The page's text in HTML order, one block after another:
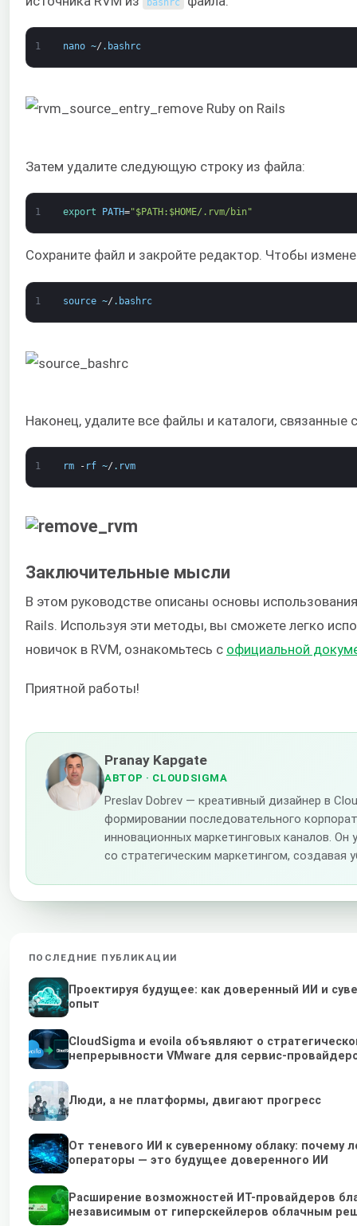
bashrc
1 nano ~/ . bashrc
Затем удалите следующую строку из файла:
1 export PATH="$PATH:$HOME/.rvm/bin"
Сохраните файл и закройте редактор. Чтобы
1 source ~/ . bashrc
Наконец, удалите все файлы и каталоги, связанные
1 rm - rf ~/ . rvm
Заключительные мысли
В этом руководстве описаны основы
Rails. Используя эти методы, вы сможете легко
новичок в RVM, ознакомьтесь с официальной
Приятной работы!
Pranay Kapgate
АВТОР · CLOUDSIGMA
Preslav Dobrev — креативный дизайнер в
формировании последовательного
инновационных маркетинговых каналов.
со стратегическим маркетингом, создавая
ПОСЛЕДНИЕ ПУБЛИКАЦИИ
Проектируя будущее: как доверенный ИИ и
опыт
CloudSigma и evoila объявляют о
непрерывности VMware для сервис-
Люди, а не платформы, двигают прогресс
От теневого ИИ к суверенному облаку:
операторы — это будущее доверенного ИИ
Расширение возможностей ИТ-провайдеров
независимым от гиперскейлеров облачным